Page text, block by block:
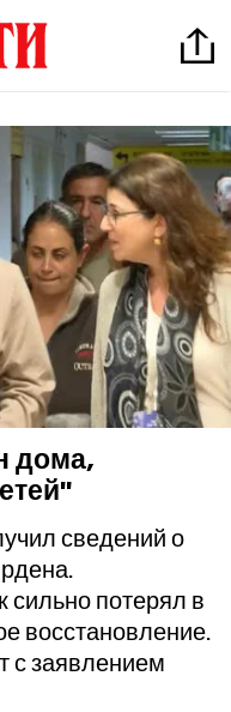
дома,
сведений о
потерял в
восстановление.
с заявлением